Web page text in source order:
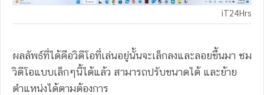
iT24Hrs
ผลลัพธ์ที่ได้คือวิดีโอที่เล่นอยู่นั้นจะเล็กลงและลอยขึ้นมา ชม
วิดีโอแบบเล็กๆนี้ได้แล้ว สามารถปรับขนาดได้ และย้าย
ตำแหน่งได้ตามต้องการ